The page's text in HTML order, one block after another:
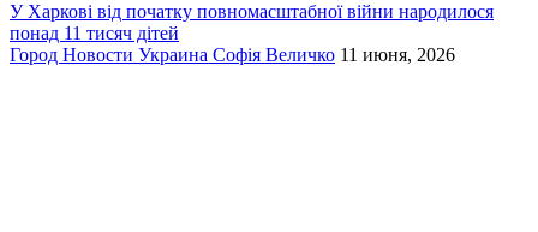
У Харкові від початку повномасштабної війни народилося
понад 11 тисяч дітей
Город Новости Украина Софія Величко 11 июня, 2026